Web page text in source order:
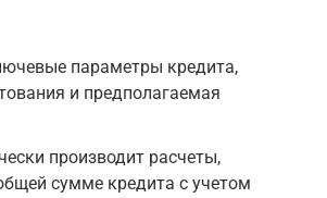
параметры кредита,
и предполагаемая
производит расчеты,
сумме кредита с учетом